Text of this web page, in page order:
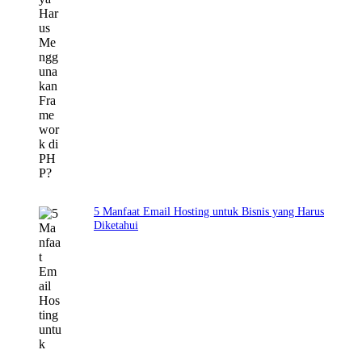
5 Manfaat Email Hosting untuk Bisnis yang Harus
Diketahui